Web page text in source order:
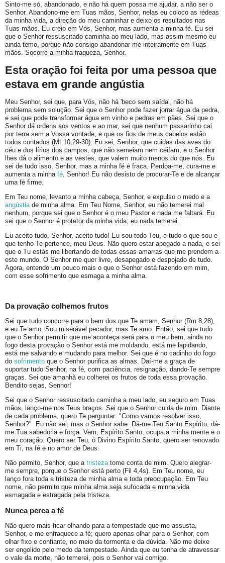
Sinto-me só, abandonado, e não há quem possa me ajudar, a não ser o
Senhor. Abandono-me em Tuas mãos, Senhor, nelas eu coloco as rédeas
da minha vida, a direção do meu caminhar e deixo os resultados nas
Tuas mãos. Eu creio em Vós, Senhor, mas aumenta a minha fé. Eu sei
que o Senhor ressuscitado caminha ao meu lado, mas assim mesmo eu
ainda temo, porque não consigo abandonar-me inteiramente em Tuas
mãos. Socorre a minha fraqueza, Senhor.
Esta oração foi feita por uma pessoa que
estava em grande angústia
Meu Senhor, sei que, para Vós, não há 'beco sem saída', não há
problema sem solução. Sei que o Senhor pode fazer jorrar água da pedra,
e sei que pode transformar água em vinho e pedras em pães. Sei que o
Senhor dá ordens aos ventos e ao mar, sei que nenhum passarinho cai
por terra sem a Vossa vontade, e que os fios de meus cabelos estão
todos contados (Mt 10,29-30). Eu sei, Senhor, que cuidas das aves do
céu e dos lírios dos campos, que não semeiam nem ceifam, e o Senhor
lhes dá o alimento e as vestes, que valem muito menos do que nós. Eu
sei de tudo isso, Senhor, mas a minha fé é fraca. Perdoa-me, cura-me e
aumenta a minha fé, Senhor! Eu não desisto de procurar-Te e de alcançar
uma fé firme.
Em Teu nome, levanto a minha cabeça, Senhor, e expulso o medo e a
angústiade minha alma. Em Teu Nome, Senhor, eu não temerei mal
nenhum, porque sei que o Senhor é o meu Pastor e nada me faltará. Eu
sei que o Senhor é protetor da minha vida; eu nada temerei.
Eu aceito tudo, Senhor, aceito tudo! Eu sou todo Teu, e tudo o que sou e
que tenho Te pertence, meu Deus. Não quero estar apegado a nada, e sei
que o Tu estás me libertando de todas essas amarras que me prendem a
este mundo. O Senhor me quer livre, desapegado e despojado de tudo.
Agora, entendo um pouco mais o que o Senhor está fazendo em mim,
com esse sofrimento que esmaga a minha alma.
Da provação colhemos frutos
Sei que tudo concorre para o bem dos que Te amam, Senhor (Rm 8,28),
e eu Te amo. Sou miserável pecador, mas Te amo. Então, sei que tudo
que o Senhor permitir que me aconteça será para o meu bem, ainda no
fogo desta provação o Senhor está me moldando, está me lapidando,
está me salvando e mudando para melhor. Sei que é no cadinho do fogo
do sofrimento que o Senhor purifica as almas. Daí-me a graça de
suportar tudo Senhor, na fé, com paciência, resignação, dando-Te sempre
graças. Sei que amanhã eu colherei os frutos de toda essa provação.
Bendito sejas, Senhor!
Sei que o Senhor ressuscitado caminha a meu lado, eu seguro em Tuas
mãos, lanço-me nos Teus braços. Sei que o Senhor cuida de mim. Diante
de cada problema, quero Te perguntar: "Como vamos resolver isso,
Senhor?". Eu não sei, mas o Senhor sabe. Dá-me Teu Santo Espírito, dá-
me Tua sabedoria e força. Vem, Espírito Santo, ocupa a minha mente e o
meu coração. Quero ser Teu, ó Divino Espírito Santo, quero ser renovado
em Ti, na fé e no amor de Deus.
Não permito, Senhor, que a tristezatome conta de mim. Quero alegrar-
me sempre, porque o Senhor está perto (Fil 4,4s). Em Teu nome, eu
lanço fora toda a tristeza de minha alma e toda preocupação. Em Teu
nome, não permito que minha alma seja sufocada e minha vida
esmagada e estragada pela tristeza.
Nunca perca a fé
Não quero mais ficar olhando para a tempestade que me assusta,
Senhor, e me enfraquece a fé; quero apenas olhar para o Senhor, com
olhar fixo e confiante, no meio da tormenta e da dúvida. Não me deixe
ser engolido pelo medo da tempestade. Ainda que eu tenha de atravessar
o vale da morte, não temerei, pois o Senhor vai comigo.